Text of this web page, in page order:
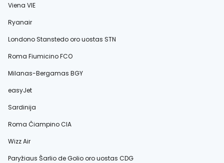
Viena VIE
Ryanair
Londono Stanstedo oro uostas STN
Roma Fiumicino FCO
Milanas-Bergamas BGY
easyJet
Sardinija
Roma Čiampino CIA
Wizz Air
Paryžiaus Šarlio de Golio oro uostas CDG